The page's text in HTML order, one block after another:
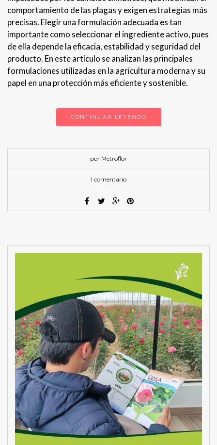
comportamiento de las plagas y exigen estrategias más
precisas. Elegir una formulación adecuada es tan
importante como seleccionar el ingrediente activo, pues
de ella depende la eficacia, estabilidad y seguridad del
producto. En este artículo se analizan las principales
formulaciones utilizadas en la agricultura moderna y su
papel en una protección más eficiente y sostenible.
CONTINUAR LEYENDO
por Metroflor
1 comentario